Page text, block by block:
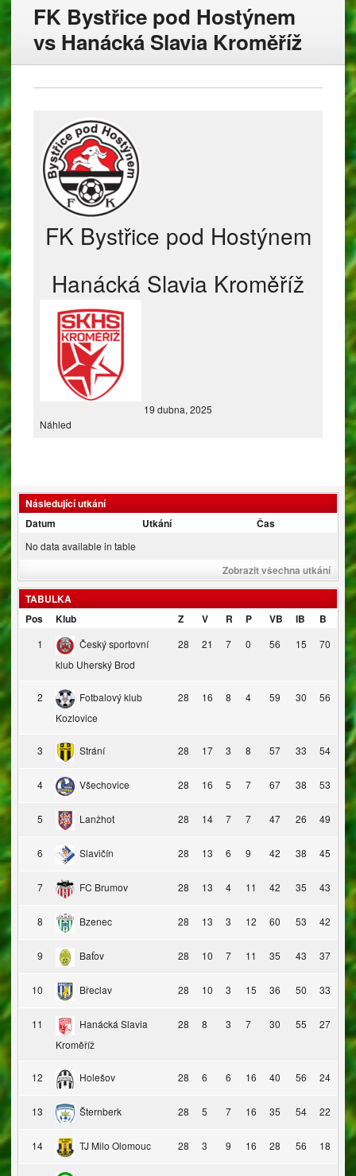
FK Bystřice pod Hostýnem
vs Hanácká Slavia Kroměříž
FK Bystřice pod Hostýnem
Hanácká Slavia Kroměříž
19 dubna, 2025
Náhled
Následující utkání
Datum
Utkání Čas
No data available in table
Zobrazit všechna utkání
TABULKA
Pos
Klub Z V R P VB IB B
1
Český sportovní
klub Uherský Brod
28 21 7 0 56 15 70
2
Fotbalový klub
Kozlovice
28 16 8 4 59 30 56
3 Strání 28 17 3 8 57 33 54
4 Všechovice 28 16 5 7 67 38 53
5 Lanžhot 28 14 7 7 47 26 49
6 Slavičín 28 13 6 9 42 38 45
7 FC Brumov 28 13 4 11 42 35 43
8 Bzenec 28 13 3 12 60 53 42
9 Baťov 28 10 7 11 35 43 37
10 Břeclav 28 10 3 15 36 50 33
11
Hanácká Slavia
Kroměříž
28 8 3 7 30 55 27
12 Holešov 28 6 6 16 40 56 24
13 Šternberk 28 5 7 16 35 54 22
14 TJ Milo Olomouc 28 3 9 16 28 56 18